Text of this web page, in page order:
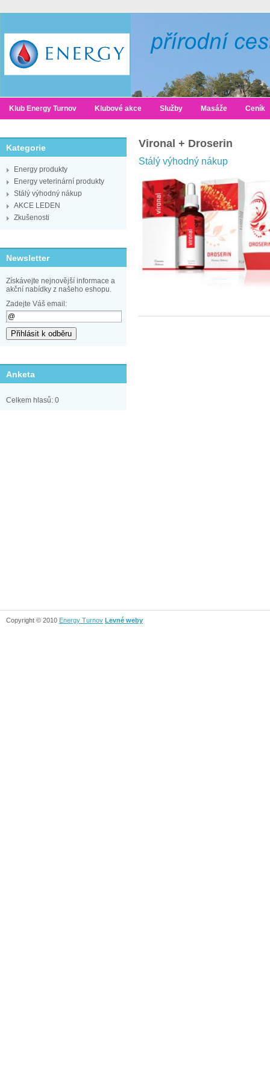
Klub Energy Turnov Klubové akce Služby Masáže Ceník
Kategorie
Energy produkty
Energy veterinární produkty
Stálý výhodný nákup
AKCE LEDEN
Zkušenosti
Newsletter
Získávejte nejnovější informace a
akční nabídky z našeho eshopu.
Zadejte Váš email:
Anketa
Celkem hlasů: 0
Vironal + Droserin
Stálý výhodný nákup
Copyright © 2010 Energy Turnov Levné weby